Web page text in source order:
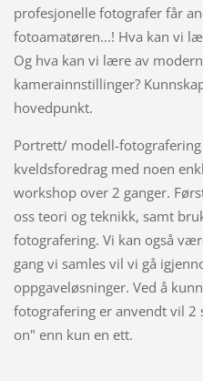
profesjonelle fotografer får
fotoamatøren...! Hva kan vi
Og hva kan vi lære av
kamerainnstillinger?
hovedpunkt.
Portrett/ modell-
kveldsforedrag med noen
workshop over 2 ganger.
oss teori og teknikk, samt
fotografering. Vi kan også
gang vi samles vil vi gå
oppgaveløsninger. Ved å
fotografering er anvendt vil
on" enn kun en ett.